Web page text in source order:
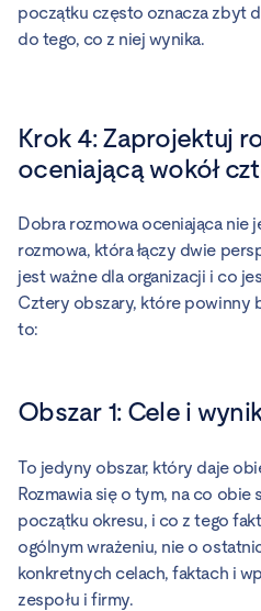
początku często oznacza zbyt
do tego, co z niej wynika.
Krok 4: Zaprojektuj
oceniającą wokół
Dobra rozmowa oceniająca nie
rozmowa, która łączy dwie
jest ważne dla organizacji i co
Cztery obszary, które powinny
to:
Obszar 1: Cele i
To jedyny obszar, który daje
Rozmawia się o tym, na co obie
początku okresu, i co z tego
ogólnym wrażeniu, nie o
konkretnych celach, faktach i
zespołu i firmy.